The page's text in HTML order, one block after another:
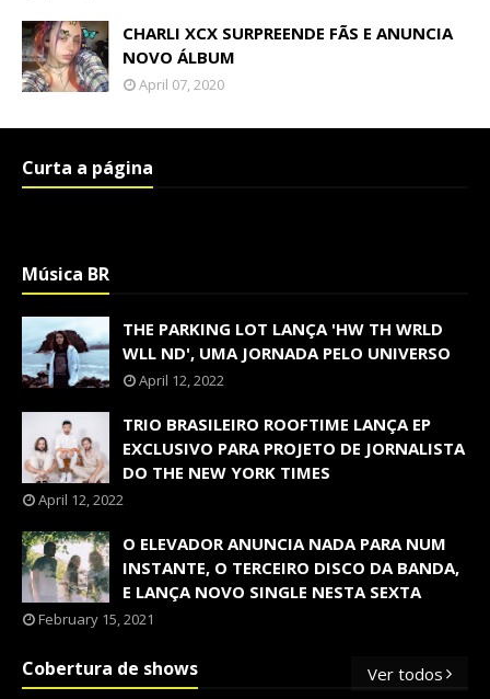
CHARLI XCX SURPREENDE FÃS E ANUNCIA
NOVO ÁLBUM
April 07, 2020
Curta a página
Música BR
THE PARKING LOT LANÇA 'HW TH WRLD
WLL ND', UMA JORNADA PELO UNIVERSO
April 12, 2022
TRIO BRASILEIRO ROOFTIME LANÇA EP
EXCLUSIVO PARA PROJETO DE JORNALISTA
DO THE NEW YORK TIMES
April 12, 2022
O ELEVADOR ANUNCIA NADA PARA NUM
INSTANTE, O TERCEIRO DISCO DA BANDA,
E LANÇA NOVO SINGLE NESTA SEXTA
February 15, 2021
Cobertura de shows Ver todos